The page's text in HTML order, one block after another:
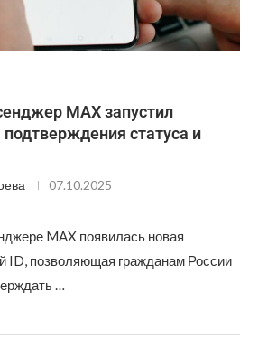
MAX запустил
статуса и
07.10.2025
MAX появилась новая
позволяющая гражданам России
…